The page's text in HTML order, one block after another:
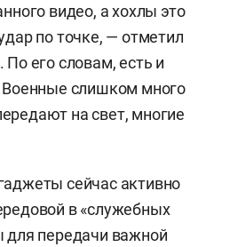
видео, а хохлы это
по точке, — отметил
его словам, есть и
Военные слишком много
на свет, многие
сейчас активно
в «служебных
для передачи важной